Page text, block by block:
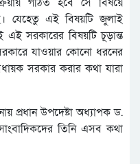
যেহেতু এই বিষয়টি জুলাই
সরকারের বিষয়টি চূড়ান্ত
যাওয়ার কোনো ধরনের
সরকার করার কথা যারা
প্রধান উপদেষ্টা অধ্যাপক ড.
তিনি এসব কথা